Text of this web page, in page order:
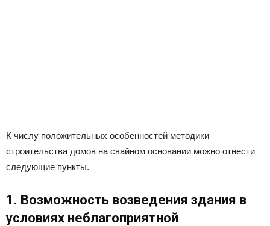
К числу положительных особенностей методики
строительства домов на свайном основании можно отнести
следующие пункты.
1. Возможность возведения здания в
условиях неблагоприятной